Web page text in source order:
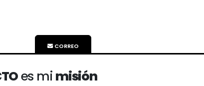
CORREO
es mi misión